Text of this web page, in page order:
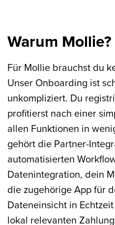
Warum Mollie?
Für Mollie brauchst du
Unser Onboarding ist
unkompliziert. Du
profitierst nach einer
allen Funktionen in
gehört die Partner-
automatisierten
Datenintegration, dein
die zugehörige App für
Dateneinsicht in
lokal relevanten